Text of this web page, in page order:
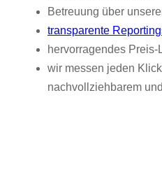
Betreuung über
transparente
hervorragendes
wir messen jeden
nachvollziehbarem